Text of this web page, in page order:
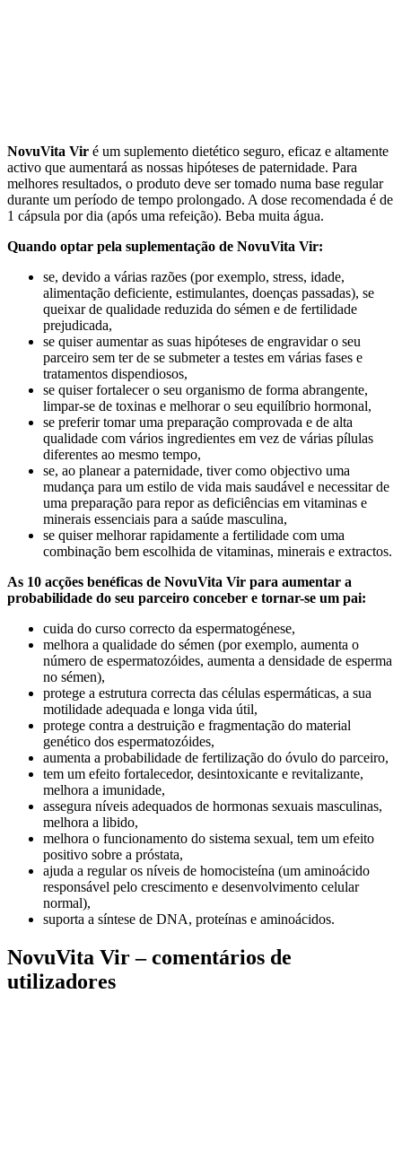
NovuVita Vir é um suplemento dietético seguro, eficaz e altamente
activo que aumentará as nossas hipóteses de paternidade. Para
melhores resultados, o produto deve ser tomado numa base regular
durante um período de tempo prolongado. A dose recomendada é de
1 cápsula por dia (após uma refeição). Beba muita água.
Quando optar pela suplementação de NovuVita Vir:
se, devido a várias razões (por exemplo, stress, idade,
alimentação deficiente, estimulantes, doenças passadas), se
queixar de qualidade reduzida do sémen e de fertilidade
prejudicada,
se quiser aumentar as suas hipóteses de engravidar o seu
parceiro sem ter de se submeter a testes em várias fases e
tratamentos dispendiosos,
se quiser fortalecer o seu organismo de forma abrangente,
limpar-se de toxinas e melhorar o seu equilíbrio hormonal,
se preferir tomar uma preparação comprovada e de alta
qualidade com vários ingredientes em vez de várias pílulas
diferentes ao mesmo tempo,
se, ao planear a paternidade, tiver como objectivo uma
mudança para um estilo de vida mais saudável e necessitar de
uma preparação para repor as deficiências em vitaminas e
minerais essenciais para a saúde masculina,
se quiser melhorar rapidamente a fertilidade com uma
combinação bem escolhida de vitaminas, minerais e extractos.
As 10 acções benéficas de NovuVita Vir para aumentar a
probabilidade do seu parceiro conceber e tornar-se um pai:
cuida do curso correcto da espermatogénese,
melhora a qualidade do sémen (por exemplo, aumenta o
número de espermatozóides, aumenta a densidade de esperma
no sémen),
protege a estrutura correcta das células espermáticas, a sua
motilidade adequada e longa vida útil,
protege contra a destruição e fragmentação do material
genético dos espermatozóides,
aumenta a probabilidade de fertilização do óvulo do parceiro,
tem um efeito fortalecedor, desintoxicante e revitalizante,
melhora a imunidade,
assegura níveis adequados de hormonas sexuais masculinas,
melhora a libido,
melhora o funcionamento do sistema sexual, tem um efeito
positivo sobre a próstata,
ajuda a regular os níveis de homocisteína (um aminoácido
responsável pelo crescimento e desenvolvimento celular
normal),
suporta a síntese de DNA, proteínas e aminoácidos.
NovuVita Vir – comentários de
utilizadores